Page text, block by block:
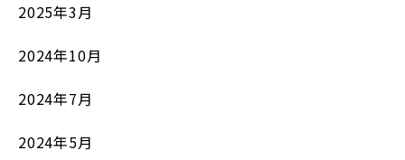
2025年3月
2024年10月
2024年7月
2024年5月